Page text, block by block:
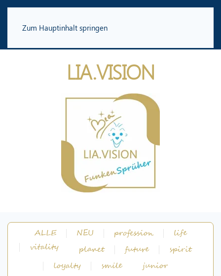
Zum Hauptinhalt springen
LIA.VISION
ALLE NEU profession
life
vitality
planet future
spirit
loyalty
smile
junior